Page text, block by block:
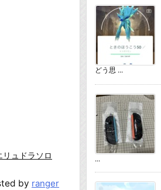
リュドラソロ
by ranger
どう思 ...
...